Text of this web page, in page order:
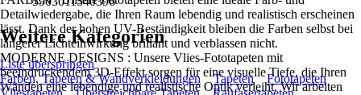
Detailwiedergabe, die Ihren Raum lebendig und realistisch erscheinen
lässt. Dank der hohen UV-Beständigkeit bleiben die Farben selbst bei
längerer Lichteinwirkung brillant und verblassen nicht.
MODERNE DESIGNS : Unsere Vlies-Fototapeten mit
beeindruckendem 3D-Effekt sorgen für eine visuelle Tiefe, die Ihren
Wänden eine lebendige und realistische Optik verleiht. Wir arbeiten
Weitere Kategorien
Liste überspringen
Farben, Tapeten & Wandverkleidungen
Tapeten
Fototapeten